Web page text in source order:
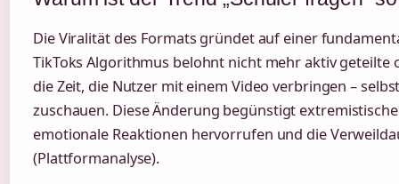
Die Viralität des Formats gründet auf einer
TikToks Algorithmus belohnt nicht mehr aktiv geteilte
die Zeit, die Nutzer mit einem Video verbringen –
zuschauen. Diese Änderung begünstigt
emotionale Reaktionen hervorrufen und die
(Plattformanalyse).